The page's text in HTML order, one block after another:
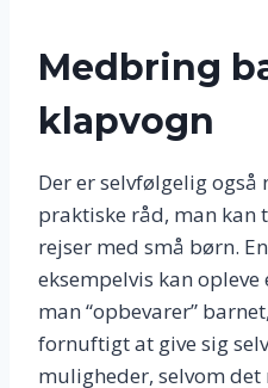
Medbring
klapvogn
Der er selvfølgelig også
praktiske råd, man kan
rejser med små børn.
eksempelvis kan
man “opbevarer”
fornuftigt at give sig
muligheder, selvom